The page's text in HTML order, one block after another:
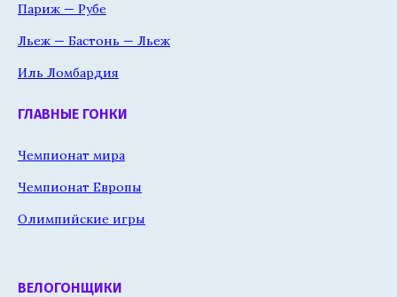
Париж — Рубе
Льеж — Бастонь — Льеж
Иль Ломбардия
ГЛАВНЫЕ ГОНКИ
Чемпионат мира
Чемпионат Европы
Олимпийские игры
ВЕЛОГОНЩИКИ